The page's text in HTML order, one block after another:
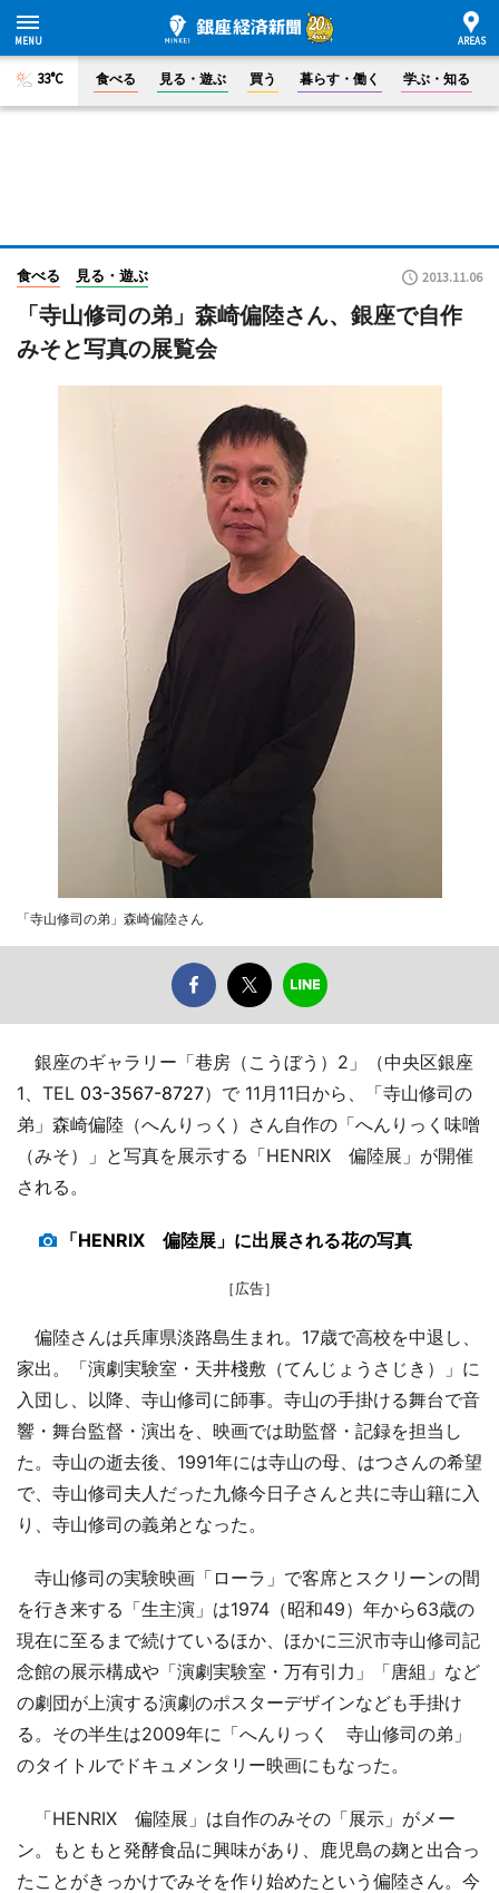
33°C 食べる 見る・遊ぶ 買う 暮らす・働く 学ぶ・知る
食べる 見る・遊ぶ 2013.11.06
「寺山修司の弟」森崎偏陸さん、銀座で自作
みそと写真の展覧会
「寺山修司の弟」森崎偏陸さん
銀座のギャラリー「巷房（こうぼう）2」（中央区銀座
1、TEL 03-3567-8727）で 11月11日から、「寺山修司の
弟」森崎偏陸（へんりっく）さん自作の「へんりっく味噌
（みそ）」と写真を展示する「HENRIX 偏陸展」が開催
される。
「HENRIX 偏陸展」に出展される花の写真
［広告］
偏陸さんは兵庫県淡路島生まれ。17歳で高校を中退し、
家出。「演劇実験室・天井棧敷（てんじょうさじき）」に
入団し、以降、寺山修司に師事。寺山の手掛ける舞台で音
響・舞台監督・演出を、映画では助監督・記録を担当し
た。寺山の逝去後、1991年には寺山の母、はつさんの希望
で、寺山修司夫人だった九條今日子さんと共に寺山籍に入
り、寺山修司の義弟となった。
寺山修司の実験映画「ローラ」で客席とスクリーンの間
を行き来する「生主演」は1974（昭和49）年から63歳の
現在に至るまで続けているほか、ほかに三沢市寺山修司記
念館の展示構成や「演劇実験室・万有引力」「唐組」など
の劇団が上演する演劇のポスターデザインなども手掛け
る。その半生は2009年に「へんりっく 寺山修司の弟」
のタイトルでドキュメンタリー映画にもなった。
「HENRIX 偏陸展」は自作のみその「展示」がメー
ン。もともと発酵食品に興味があり、鹿児島の麹と出合っ
たことがきっかけでみそを作り始めたという偏陸さん。今